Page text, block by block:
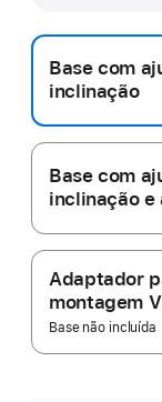
Base com
inclinação
Base com
inclinação e
Adaptador
montagem
Base não incluída